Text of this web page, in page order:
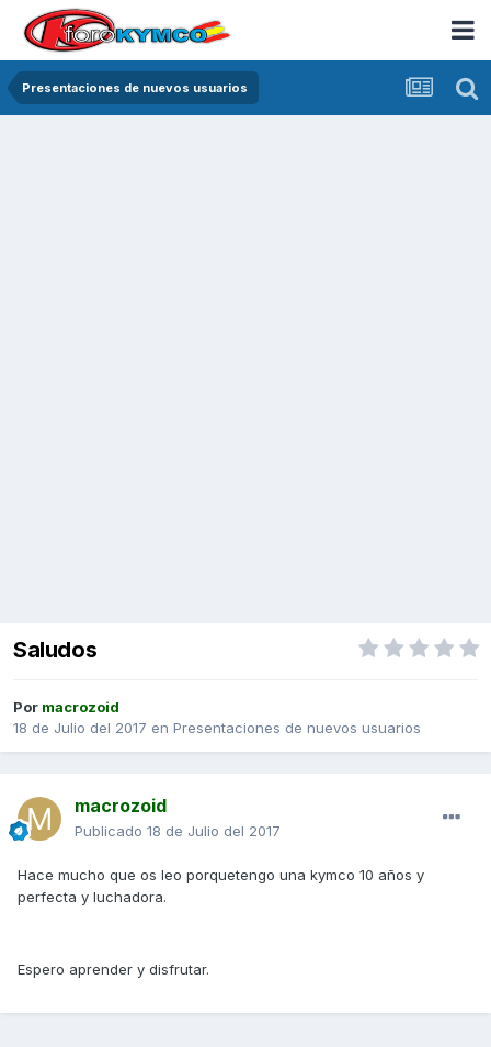
Presentaciones de nuevos usuarios
Saludos
Por macrozoid
18 de Julio del 2017 en Presentaciones de nuevos usuarios
macrozoid
Publicado 18 de Julio del 2017
Hace mucho que os leo porquetengo una kymco 10 años y
perfecta y luchadora.
Espero aprender y disfrutar.